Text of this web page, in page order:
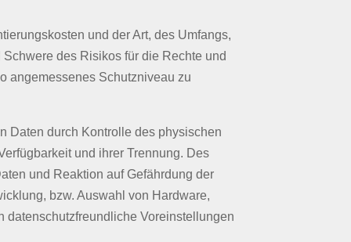
und der Art, des Umfangs,
des Risikos für die Rechte und
angemessenes Schutzniveau zu
Daten durch Kontrolle des physischen
und ihrer Trennung. Des
und Reaktion auf Gefährdung der
bzw. Auswahl von Hardware,
datenschutzfreundliche Voreinstellungen